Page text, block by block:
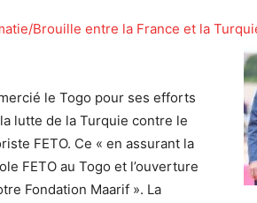
Brouille entre la France et la
le Togo pour ses efforts
lutte de la Turquie contre le
FETO. Ce « en assurant la
FETO au Togo et l’ouverture
Fondation Maarif ». La